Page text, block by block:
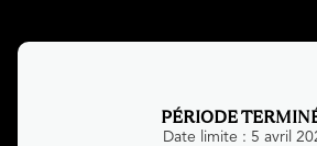
PÉRIODE
Date limite : 5 avril